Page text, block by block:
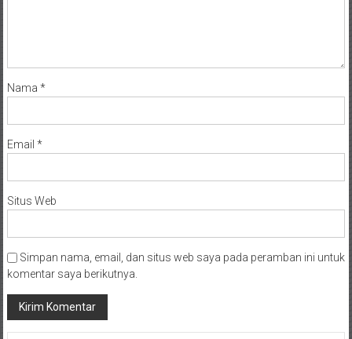
Nama *
Email *
Situs Web
Simpan nama, email, dan situs web saya pada peramban ini untuk
komentar saya berikutnya.